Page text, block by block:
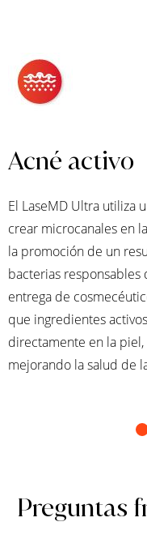
Acné activo
El LaseMD Ultra utiliza
crear microcanales en
la promoción de un
bacterias responsables
entrega de
que ingredientes
directamente en la
mejorando la salud de
Preguntas